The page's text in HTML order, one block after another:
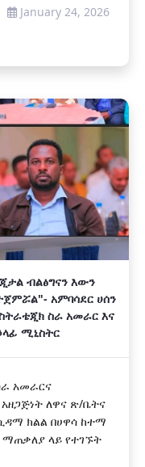
January 24, 2026
ብልፅግናን እውን
አምባሳደር ሀሰን
ስራ አመራር እና
ሚኒስትር
አመራርና
ለዋና ጽ/ቤትና
ክልል በሀዋሳ ከተማ
ላይ የተገኙት